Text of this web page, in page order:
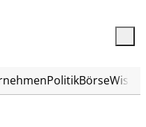
PolitikBörse